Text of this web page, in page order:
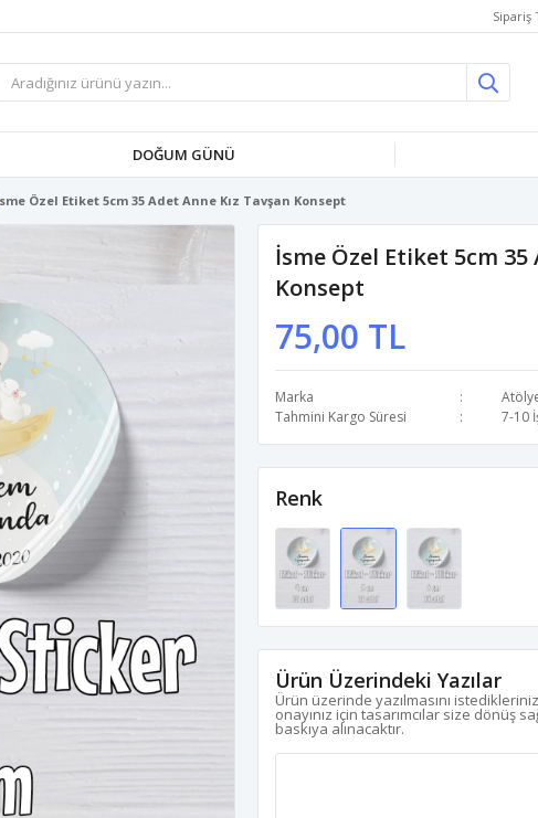
Sipariş
DOĞUM GÜNÜ
Özel Etiket 5cm 35 Adet Anne Kız Tavşan Konsept
İsme Özel Etiket 5cm 35
Konsept
75,00 TL
Marka
Tahmini Kargo Süresi
7-10
Renk
Ürün Üzerindeki Yazılar
Ürün üzerinde yazılmasını
onayınız için tasarımcılar size dönüş
baskıya alınacaktır.